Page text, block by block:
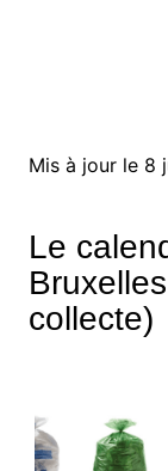
Mis à jour le 8
Le
collecte)